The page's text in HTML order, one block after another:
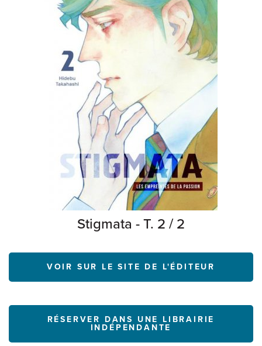
Stigmata - T. 2 / 2
VOIR SUR LE SITE DE L'ÉDITEUR
RÉSERVER DANS UNE LIBRAIRIE
INDÉPENDANTE